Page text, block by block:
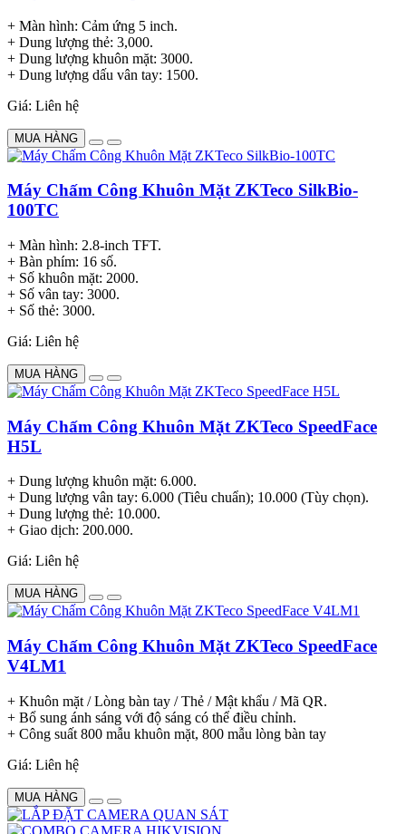
+ Màn hình: Cảm ứng 5 inch.
+ Dung lượng thẻ: 3,000.
+ Dung lượng khuôn mặt: 3000.
+ Dung lượng dấu vân tay: 1500.
Giá: Liên hệ
MUA HÀNG
Máy Chấm Công Khuôn Mặt ZKTeco SilkBio-
100TC
+ Màn hình: 2.8-inch TFT.
+ Bàn phím: 16 số.
+ Số khuôn mặt: 2000.
+ Số vân tay: 3000.
+ Số thẻ: 3000.
Giá: Liên hệ
MUA HÀNG
Máy Chấm Công Khuôn Mặt ZKTeco SpeedFace
H5L
+ Dung lượng khuôn mặt: 6.000.
+ Dung lượng vân tay: 6.000 (Tiêu chuẩn); 10.000 (Tùy chọn).
+ Dung lượng thẻ: 10.000.
+ Giao dịch: 200.000.
Giá: Liên hệ
MUA HÀNG
Máy Chấm Công Khuôn Mặt ZKTeco SpeedFace
V4LM1
+ Khuôn mặt / Lòng bàn tay / Thẻ / Mật khẩu / Mã QR.
+ Bổ sung ánh sáng với độ sáng có thể điều chỉnh.
+ Công suất 800 mẫu khuôn mặt, 800 mẫu lòng bàn tay
Giá: Liên hệ
MUA HÀNG